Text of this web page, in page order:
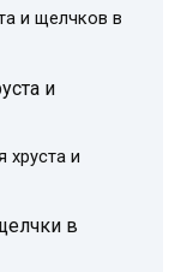
и щелчков в
и
и
в